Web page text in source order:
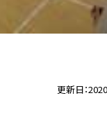
更新日